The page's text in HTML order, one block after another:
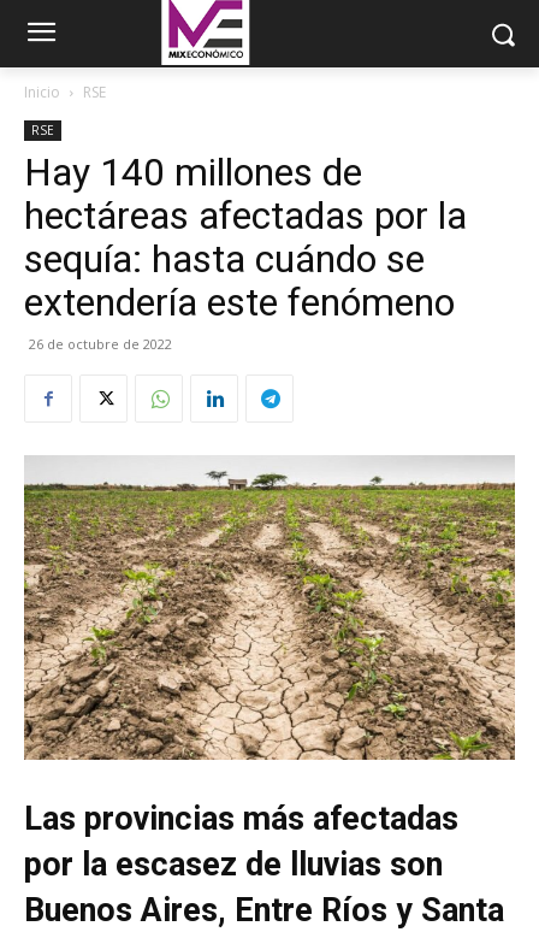
Inicio RSE
RSE
Hay 140 millones de
hectáreas afectadas por la
sequía: hasta cuándo se
extendería este fenómeno
26 de octubre de 2022
Las provincias más afectadas
por la escasez de lluvias son
Buenos Aires, Entre Ríos y Santa